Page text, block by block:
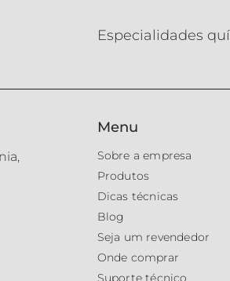
Especialidades
Menu
Sobre a empresa
Produtos
Dicas técnicas
Blog
Seja um revendedor
Onde comprar
Suporte técnico